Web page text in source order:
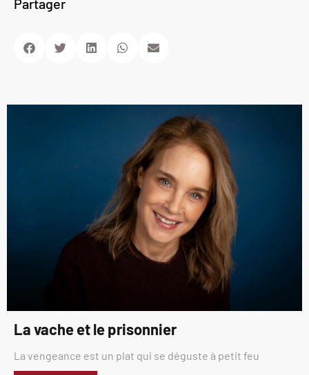
Partager
La vache et le prisonnier
La vengeance est un plat qui se déguste à petit feu